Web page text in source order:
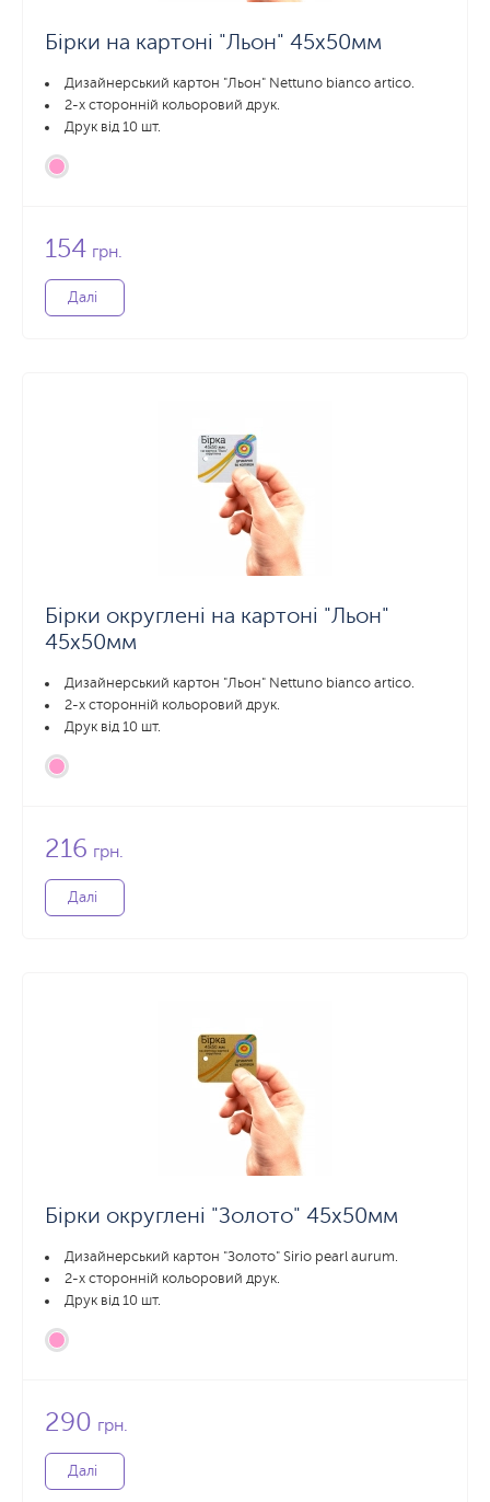
Бірки на картоні "Льон" 45x50мм
Дизайнерський картон "Льон" Nettuno bianco artico.
2-х сторонній кольоровий друк.
Друк від 10 шт.
154 грн.
Далі
Бірки округлені на картоні "Льон"
45x50мм
Дизайнерський картон "Льон" Nettuno bianco artico.
2-х сторонній кольоровий друк.
Друк від 10 шт.
216 грн.
Далі
Бірки округлені "Золото" 45x50мм
Дизайнерський картон "Золото" Sirio pearl aurum.
2-х сторонній кольоровий друк.
Друк від 10 шт.
290 грн.
Далі